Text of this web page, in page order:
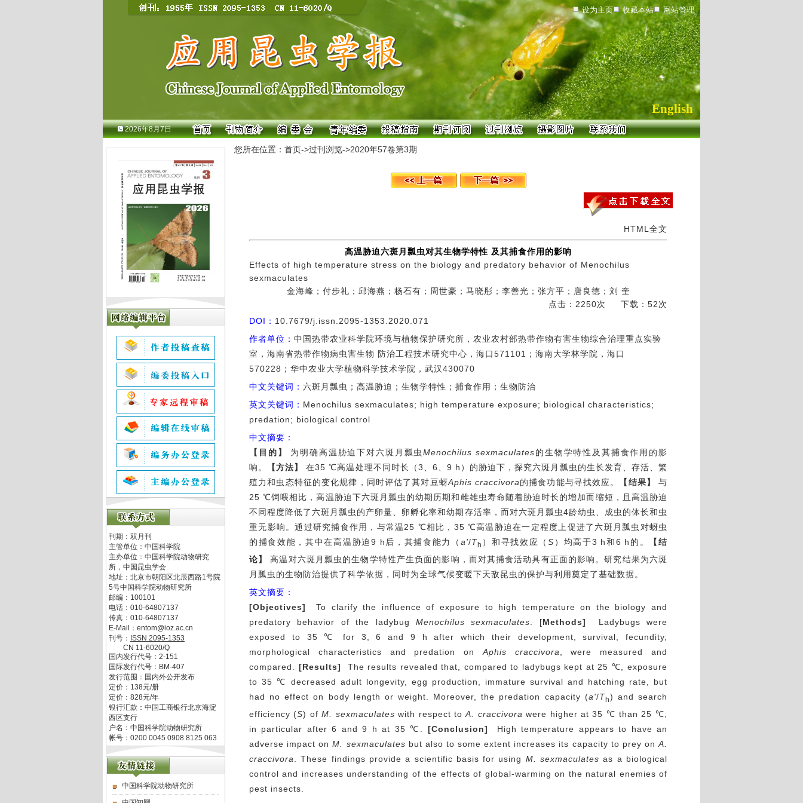
设为主页 收藏本站 网站管理
English
2026年8月7日
刊期：双月刊
主管单位： 中国科学院
主办单位： 中国科学院动物研究
所，中国昆虫学会
地址： 北京市朝阳区北辰西路1号院
5号中国科学院动物研究所
邮编： 100101
电话： 010-64807137
传真： 010-64807137
E-Mail： entom@ioz.ac.cn
刊号： ISSN 2095-1353
CN 11-6020/Q
国内发行代号： 2-151
国际发行代号： BM-407
发行范围：国内外公开发布
定价： 138元/册
定价： 828元/年
银行汇款：中国工商银行北京海淀
西区支行
户名：中国科学院动物研究所
帐号：0200 0045 0908 8125 063
中国科学院动物研究所
您所在位置： 首页->过刊浏览->2020年57卷第3期
HTML全文
高温胁迫六斑月瓢虫对其生物学特性 及其捕食作用的影响
Effects of high temperature stress on the biology and predatory behavior of Menochilus
sexmaculates
金海峰；付步礼；邱海燕；杨石有；周世豪；马晓彤；李善光；张方平；唐良德；刘 奎
点击：2250次
下载：52次
DOI： 10.7679/j.issn.2095-1353.2020.071
作者单位： 中国热带农业科学院环境与植物保护研究所，农业农村部热带作物有害生物综合治理重点实验
室，海南省热带作物病虫害生物 防治工程技术研究中心，海口571101；海南大学林学院，海口
570228；华中农业大学植物科学技术学院，武汉430070
中文关键词： 六斑月瓢虫；高温胁迫；生物学特性；捕食作用；生物防治
英文关键词： Menochilus sexmaculates; high temperature exposure; biological characteristics;
predation; biological control
中文摘要：
【目的】
为明确高温胁迫下对六斑月瓢虫Menochilus sexmaculates的生物学特性及其捕食作用的影
响。
【方法】
在35 ℃高温处理不同时长（3、6、9 h）的胁迫下，探究六斑月瓢虫的生长发育、存活、繁
殖力和虫态特征的变化规律，同时评估了其对豆蚜Aphis craccivora的捕食功能与寻找效应。 【结果】
与
25 ℃饲喂相比，高温胁迫下六斑月瓢虫的幼期历期和雌雄虫寿命随着胁迫时长的增加而缩短，且高温胁迫
不同程度降低了六斑月瓢虫的产卵量、卵孵化率和幼期存活率，而对六斑月瓢虫4龄幼虫、成虫的体长和虫
重无影响。通过研究捕食作用，与常温25 ℃相比，35 ℃高温胁迫在一定程度上促进了六斑月瓢虫对蚜虫
的捕食效能，其中在高温胁迫9 h后，其捕食能力（ a'/Th ）和寻找效应（S ）均高于3 h和6 h的。
【结
论】
高温对六斑月瓢虫的生物学特性产生负面的影响，而对其捕食活动具有正面的影响。研究结果为六斑
月瓢虫的生物防治提供了科学依据，同时为全球气候变暖下天敌昆虫的保护与利用奠定了基础数据。
英文摘要：
[Objectives]To clarify the influence of exposure to high temperature on the biology and
predatory behavior of the ladybug Menochilus sexmaculates . [Methods] Ladybugs were
exposed to 35 ℃ for 3, 6 and 9 h after which their development, survival, fecundity,
morphological characteristics and predation on
Aphis craccivora
, were measured and
compared. [Results] The results revealed that, compared to ladybugs kept at 25 ℃, exposure
to 35 ℃ decreased adult longevity, egg production, immature survival and hatching rate, but
had no effect on body length or weight. Moreover, the predation capacity (a'/Th) and search
efficiency (S) ofM. sexmaculateswith respect toA. craccivora were higher at 35 ℃ than 25 ℃,
in particular after 6 and 9 h at 35 ℃. [Conclusion]
High temperature appears to have an
adverse impact onM. sexmaculates but also to some extent increases its capacity to prey on A.
craccivora
. These findings provide a scientific basis for using M. sexmaculatesas a biological
control and increases understanding of the effects of global-warming on the natural enemies of
pest insects.